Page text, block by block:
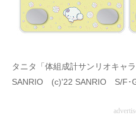
タニタ「体組成計サンリオキャ
SANRIO (c)'22 SANRIO S/F